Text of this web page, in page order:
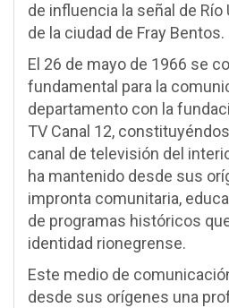
de influencia la señal de Río
de la ciudad de Fray Bentos.
El 26 de mayo de 1966 se
fundamental para la
departamento con la
TV Canal 12,
canal de televisión del
ha mantenido desde sus
impronta comunitaria,
de programas históricos
identidad rionegrense.
Este medio de
desde sus orígenes una